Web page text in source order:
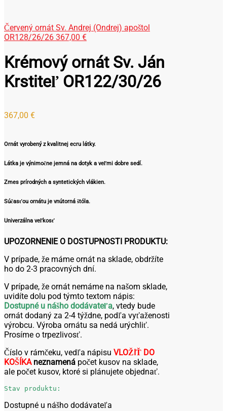
Červený ornát Sv. Andrej (Ondrej) apoštol
OR128/26/26 367,00 €
Krémový ornát Sv. Ján
Krstiteľ OR122/30/26
367,00 €
Ornát vyrobený z kvalitnej ecru látky.
Látka je výnimočne jemná na dotyk a veľmi dobre sedí.
Zmes prírodných a syntetických vlákien.
Súčasťou ornátu je vnútorná štóla.
Univerzálna veľkosť
UPOZORNENIE O DOSTUPNOSTI PRODUKTU:
V prípade, že máme ornát na sklade, obdržíte
ho do 2-3 pracovných dní.
V prípade, že ornát nemáme na našom sklade,
uvidíte dolu pod týmto textom nápis:
Dostupné u nášho dodávateľa, vtedy bude
ornát dodaný za 2-4 týždne, podľa vyťaženosti
výrobcu. Výroba ornátu sa nedá urýchliť.
Prosíme o trpezlivosť.
Číslo v rámčeku, vedľa nápisu VLOŽIŤ DO
KOŠÍKA neznamená počet kusov na sklade,
ale počet kusov, ktoré si plánujete objednať.
Stav produktu:
Dostupné u nášho dodávateľa